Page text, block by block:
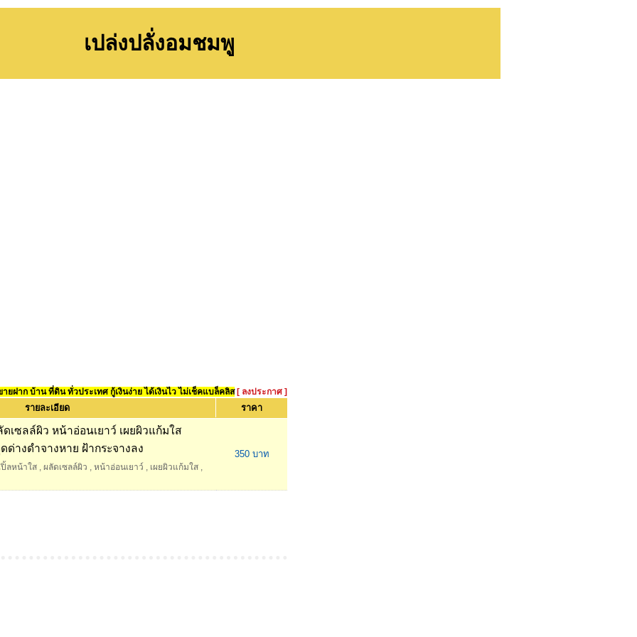
เปล่งปลั่งอมชมพู
ยฝาก บ้าน ที่ดิน ทั่วประเทศ กู้เงินง่าย ได้เงินไว ไม่เช็คแบล็คลิส [ ลงประกาศ ]
รายละเอียด ราคา
เซลล์ผิว หน้าอ่อนเยาว์ เผยผิวแก้มใส
ด่างดำจางหาย ฝ้ากระจางลง
ปิ้ลหน้าใส , ผลัดเซลล์ผิว , หน้าอ่อนเยาว์ , เผยผิวแก้มใส ,
350 บาท